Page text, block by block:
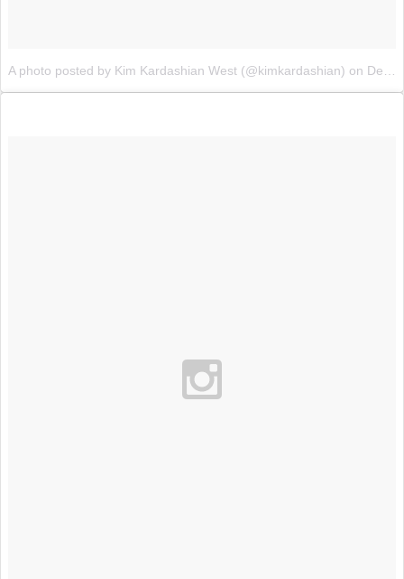
A photo posted by Kim Kardashian West (@kimkardashian) on Dec 30, 2015 at 12:01am PST